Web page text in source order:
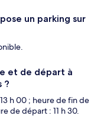
un parking sur
et de départ à
?
h 00 ; heure de fin de
de départ : 11 h 30.